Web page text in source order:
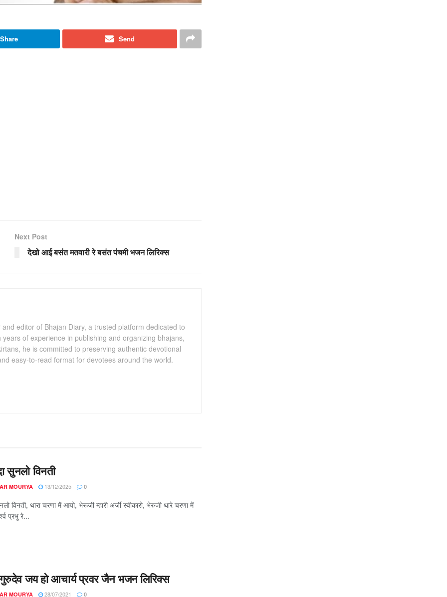
Share Send
Next Post
देखो आई बसंत मतवारी रे बसंत पंचमी भजन लिरिक्स
editor of Bhajan Diary, a trusted platform dedicated to
of experience in publishing and organizing bhajans,
he is committed to preserving authentic devotional
easy-to-read format for devotees around the world.
सुनलो विनती
MOURYA 13/12/2025 0
विनती, थारा चरणा में आयो, भेरूजी म्हारी अर्जी स्वीकारो, भेरुजी थारे चरणा में
प्रभु रे...
जय हो आचार्य प्रवर जैन भजन लिरिक्स
MOURYA 28/07/2021 0